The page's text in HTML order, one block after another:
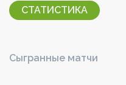
СТАТИСТИКА
Сыгранные матчи